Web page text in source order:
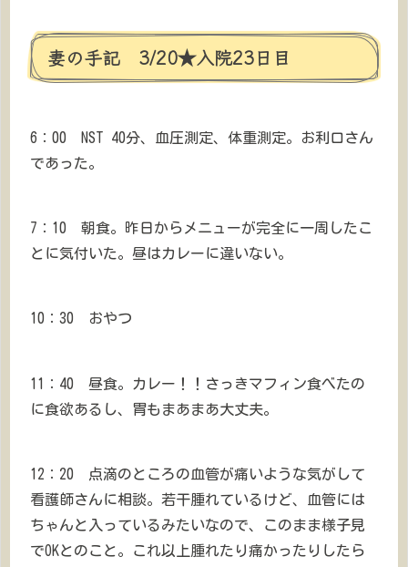
妻の手記 3/20★入院23日目
6：00 NST 40分、血圧測定、体重測定。お利口さん
であった。
7：10 朝食。昨日からメニューが完全に一周したこ
とに気付いた。昼はカレーに違いない。
10：30 おやつ
11：40 昼食。カレー！！さっきマフィン食べたの
に食欲あるし、胃もまあまあ大丈夫。
12：20 点滴のところの血管が痛いような気がして
看護師さんに相談。若干腫れているけど、血管には
ちゃんと入っているみたいなので、このまま様子見
でOKとのこと。これ以上腫れたり痛かったりしたら